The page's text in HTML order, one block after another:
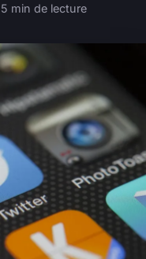
5 min de lecture